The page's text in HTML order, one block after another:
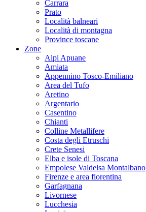
Carrara
Prato
Località balneari
Località di montagna
Province toscane
Zone
Alpi Apuane
Amiata
Appennino Tosco-Emiliano
Area del Tufo
Aretino
Argentario
Casentino
Chianti
Colline Metallifere
Costa degli Etruschi
Crete Senesi
Elba e isole di Toscana
Empolese Valdelsa Montalbano
Firenze e area fiorentina
Garfagnana
Livornese
Lucchesia